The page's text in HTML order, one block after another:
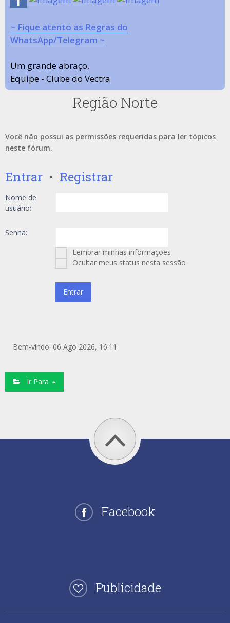
~ Fique atento as Regras do
WhatsApp/Telegram ~
Um grande abraço,
Equipe - Clube do Vectra
Região Norte
Você não possui as permissões requeridas para ler tópicos
neste fórum.
Entrar • Registrar
Nome de
usuário:
Senha:
Lembrar minhas informações
Ocultar meus status nesta sessão
Bem-vindo: 06 Ago 2026, 16:11
Ir Para
Facebook
Publicidade